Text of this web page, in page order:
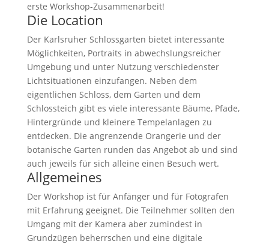
erste Workshop-Zusammenarbeit!
Die Location
Der Karlsruher Schlossgarten bietet interessante
Möglichkeiten, Portraits in abwechslungsreicher
Umgebung und unter Nutzung verschiedenster
Lichtsituationen einzufangen. Neben dem
eigentlichen Schloss, dem Garten und dem
Schlossteich gibt es viele interessante Bäume, Pfade,
Hintergründe und kleinere Tempelanlagen zu
entdecken. Die angrenzende Orangerie und der
botanische Garten runden das Angebot ab und sind
auch jeweils für sich alleine einen Besuch wert.
Allgemeines
Der Workshop ist für Anfänger und für Fotografen
mit Erfahrung geeignet. Die Teilnehmer sollten den
Umgang mit der Kamera aber zumindest in
Grundzügen beherrschen und eine digitale